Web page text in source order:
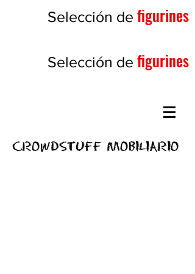
Selección de figurines
Selección de figurines
CROWDSTUFF MOBILIARIO